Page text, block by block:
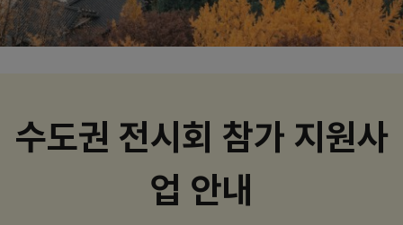
수도권 전시회 참가 지원사
업 안내